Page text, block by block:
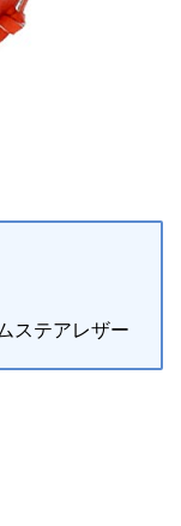
ステアレザー